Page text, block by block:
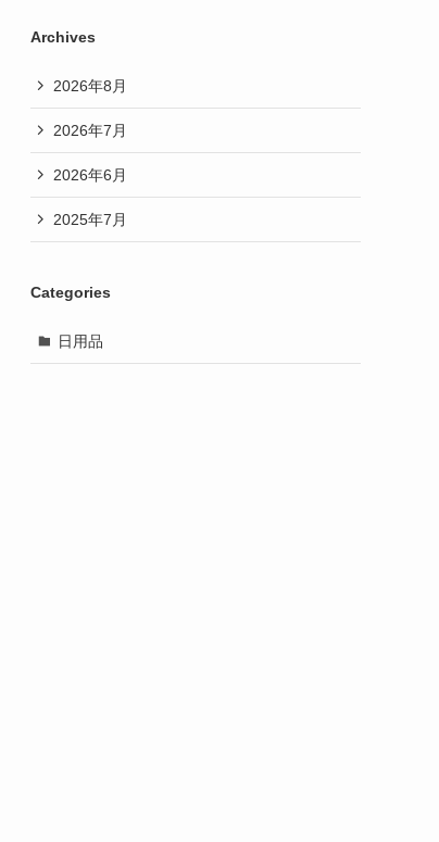
Archives
2026年8月
2026年7月
2026年6月
2025年7月
Categories
日用品